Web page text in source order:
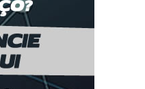
18,8% do VBP do
3,9% na produção, mas
em leve alta de